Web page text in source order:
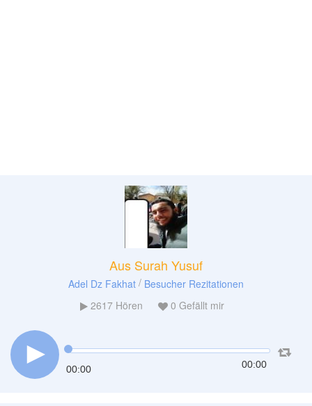
Aus Surah Yusuf
Adel Dz Fakhat / Besucher Rezitationen
2617Hören 0 Gefällt mir
00:00 00:00